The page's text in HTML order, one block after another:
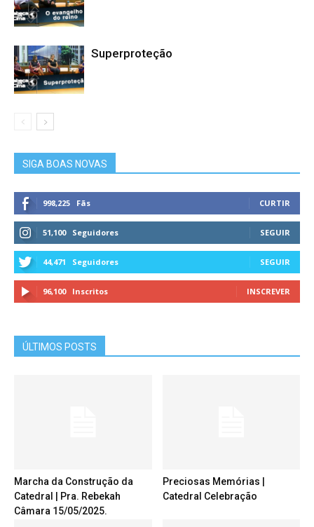
Superproteção
SIGA BOAS NOVAS
998,225 Fãs CURTIR
51,100 Seguidores SEGUIR
44,471 Seguidores SEGUIR
96,100 Inscritos INSCREVER
ÚLTIMOS POSTS
Marcha da Construção da
Catedral | Pra. Rebekah
Câmara 15/05/2025.
Preciosas Memórias |
Catedral Celebração